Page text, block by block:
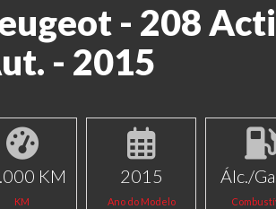
- 208
- 2015
KM
KM
2015
Ano do Modelo
Álc./